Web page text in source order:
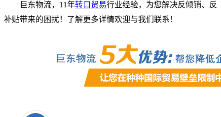
巨东物流，11年转口贸易行业经验， 为您解决反倾销、反
补贴带来的困扰！ 了解更多详情欢迎与我们联系 ！